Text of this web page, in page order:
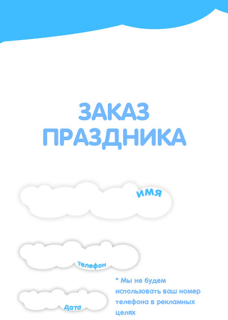
ЗАКАЗ
ПРАЗДНИКА
* Мы не будем
использовать ваш номер
телефона в рекламных
целях